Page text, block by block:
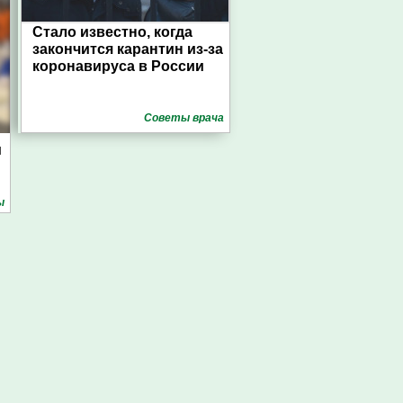
Стало известно, когда
закончится карантин из-за
коронавируса в России
Советы врача